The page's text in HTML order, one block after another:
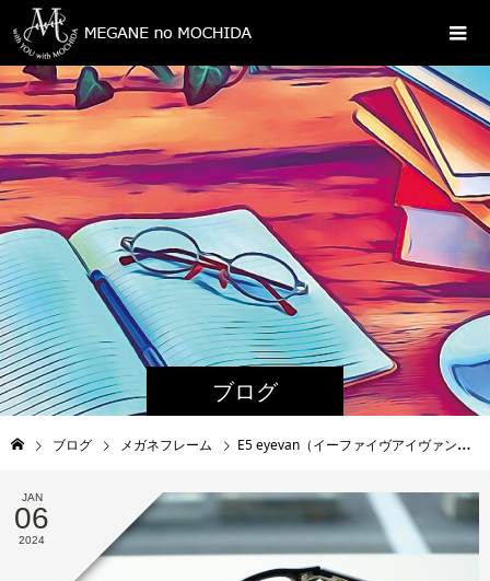
ブログ
ブログ メガネフレーム E5 eyevan（イーファイヴアイヴァン）新作入荷 田和山本店（島根県松江市）
JAN
06
2024